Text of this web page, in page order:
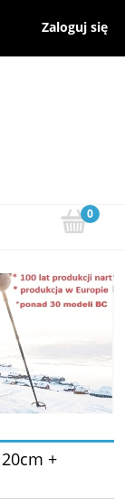
Zaloguj się
+